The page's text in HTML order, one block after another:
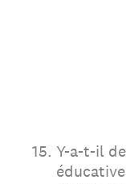
15. Y-a-t-il